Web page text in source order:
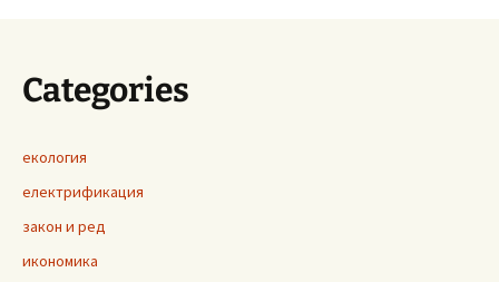
Categories
екология
електрификация
закон и ред
икономика